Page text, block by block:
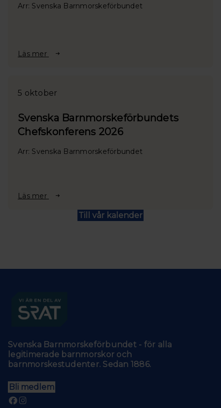
Arr: Svenska Barnmorskeförbundet
Läs mer
5 oktober
Svenska Barnmorskeförbundets
Chefskonferens 2026
Arr: Svenska Barnmorskeförbundet
Läs mer
Till vår kalender
Svenska Barnmorskeförbundet - för alla
legitimerade barnmorskor och
barnmorskestudenter. Sedan 1886.
Bli medlem